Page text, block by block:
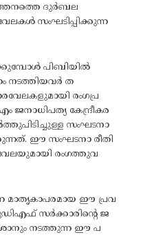
ദുര്‍ബല
സംഘടിപ്പിക്കുന്ന
പിബിയില്‍
നടത്തിയവര്‍ ത
രംഗപ്ര
കേന്ദ്രീകര
സംഘടനാ
ഈ സംഘടനാ രീതി
രംഗത്തുവ
മാതൃകാപരമായ ഈ പ്രവ
സര്‍ക്കാരിന്റെ ജ
നടത്തുന്ന ഈ പ